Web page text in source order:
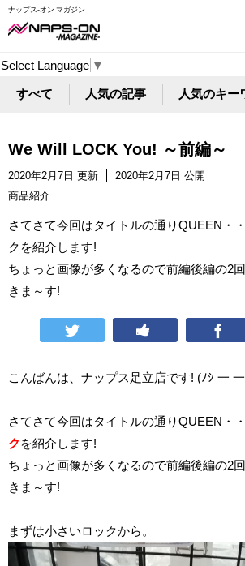
ナップス-オン マガジン
Select Language ▼
すべて 人気の記事 人気のキー
We Will LOCK You! ～前編～
2020年2月7日 更新
2020年2月7日 公開
商品紹介
さてさて今回はタイトルの通りQUEEN・
クを紹介します!
ちょっと画像が多くなるので前編後編の2
きま～す!
こんばんは、ナップス足立店です! (ﾉｼ 一 一
さてさて今回はタイトルの通りQUEEN・
ク を紹介します!
ちょっと画像が多くなるので前編後編の2
きま～す!
まずは小さいロックから。